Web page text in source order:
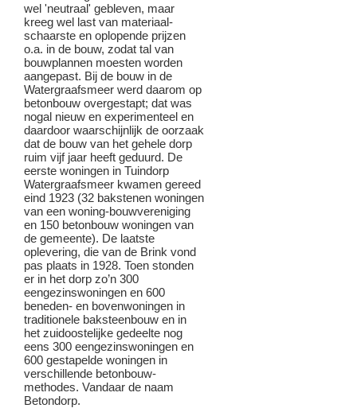
wel 'neutraal' gebleven, maar
kreeg wel last van materiaal-
schaarste en oplopende prijzen
o.a. in de bouw, zodat tal van
bouwplannen moesten worden
aangepast. Bij de bouw in de
Watergraafsmeer werd daarom op
betonbouw overgestapt; dat was
nogal nieuw en experimenteel en
daardoor waarschijnlijk de oorzaak
dat de bouw van het gehele dorp
ruim vijf jaar heeft geduurd. De
eerste woningen in Tuindorp
Watergraafsmeer kwamen gereed
eind 1923 (32 bakstenen woningen
van een woning-bouwvereniging
en 150 betonbouw woningen van
de gemeente). De laatste
oplevering, die van de Brink vond
pas plaats in 1928. Toen stonden
er in het dorp zo’n 300
eengezinswoningen en 600
beneden- en bovenwoningen in
traditionele baksteenbouw en in
het zuidoostelijke gedeelte nog
eens 300 eengezinswoningen en
600 gestapelde woningen in
verschillende betonbouw-
methodes. Vandaar de naam
Betondorp.